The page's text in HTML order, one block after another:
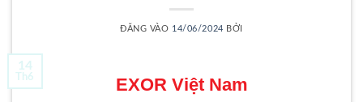
ĐĂNG VÀO 14/06/2024 BỞI
14
Th6 EXOR Việt Nam